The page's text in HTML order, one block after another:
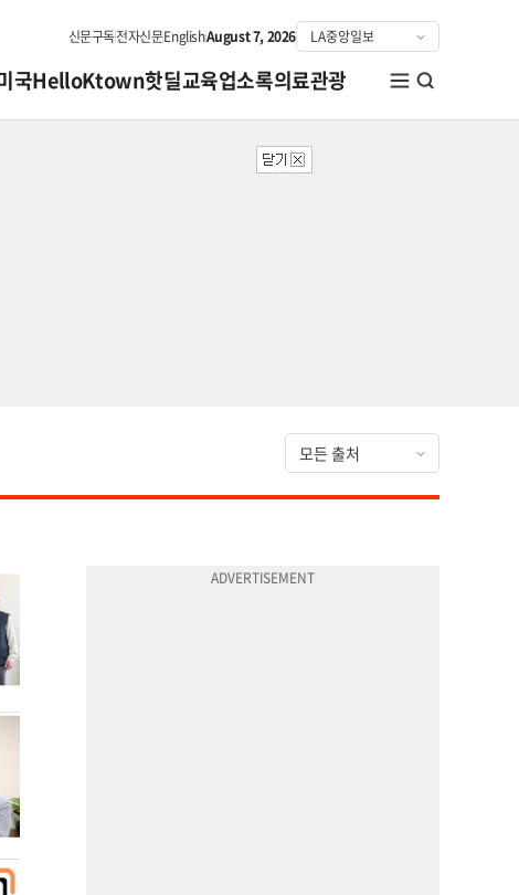
신문구독전자신문EnglishAugust 7, 2026
국HelloKtown핫딜교육업소록의료관광